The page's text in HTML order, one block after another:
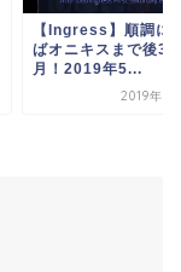
【Ingress】1月20
(日)！赤羽でもRES
DlightF...
2019年1